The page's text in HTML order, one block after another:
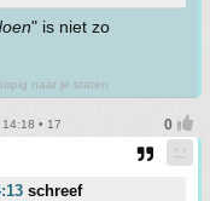
" is niet zo
naar je staren
• 17
schreef